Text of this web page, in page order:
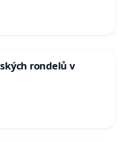
rondelů v